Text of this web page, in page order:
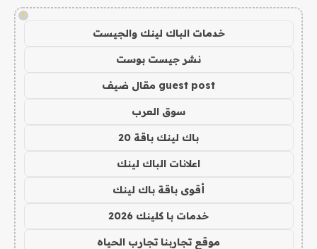
!
خدمات الباك لينك والجيست
نشر جيست بوست
guest post مقال ضيف
سوق العرب
باك لينك باقة 20
اعلانات الباك لينك
أقوى باقة باك لينك
خدمات با كلينك 2026
موقع تجاربنا تجارب الحياه